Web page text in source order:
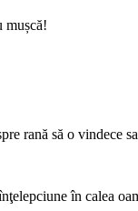
mușcă!
rană să o vindece
în calea